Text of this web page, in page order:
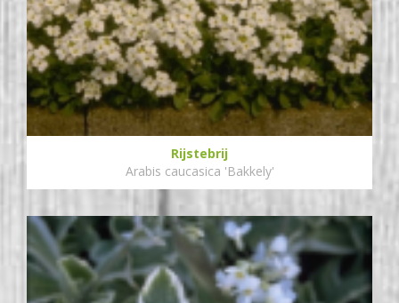
Rijstebrij
Arabis caucasica 'Bakkely'